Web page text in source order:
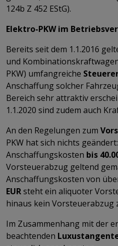
124b Z 452 EStG).
Elektro-PKW im
Bereits seit dem 1.1.2016
und
PKW) umfangreiche
Anschaffung solcher
Bereich sehr attraktiv
1.1.2020 sind zudem auch
An den Regelungen zum
PKW hat sich nichts
Anschaffungskosten bis
Vorsteuerabzug geltend
Anschaffungskosten von
EURsteht ein aliquoter
hinaus kein Vorsteuerabzug
Im Zusammenhang mit der
beachtenden